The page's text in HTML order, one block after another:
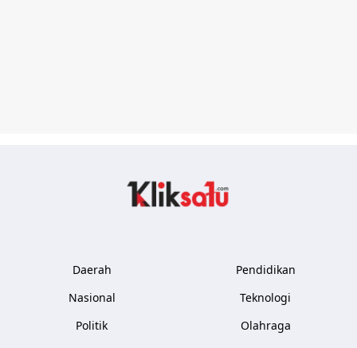
Daerah
Nasional
Politik
Pendidikan
Teknologi
Olahraga